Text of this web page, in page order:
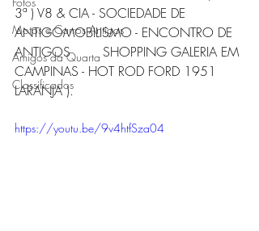
Motos e Carros Antigos
Amigos da Quarta
Classificados
3ª ) V8 & CIA - SOCIEDADE DE
ANTIGOMOBILISMO - ENCONTRO DE
ANTIGOS        SHOPPING GALERIA EM
CAMPINAS - HOT ROD FORD 1951
LARANJA ).
https://youtu.be/9v4htfSza04